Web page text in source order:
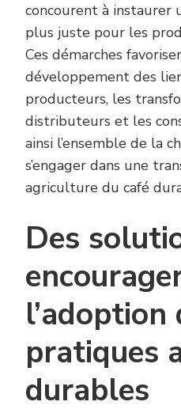
concourent à instaurer
plus juste pour les
Ces démarches
développement des
producteurs, les
distributeurs et les
ainsi l’ensemble de la
s’engager dans une
agriculture du café
Des
l’adoption
pratiques
durables